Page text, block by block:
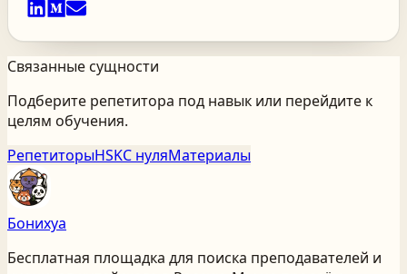
Связанные сущности
Подберите репетитора под навык или перейдите к
целям обучения.
РепетиторыHSKС нуляМатериалы
Бонихуа
Бесплатная площадка для поиска преподавателей и